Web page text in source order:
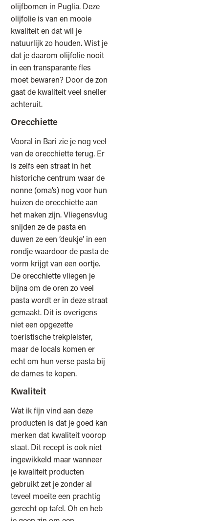
olijfbomen in Puglia. Deze
olijfolie is van en mooie
kwaliteit en dat wil je
natuurlijk zo houden. Wist je
dat je daarom olijfolie nooit
in een transparante fles
moet bewaren? Door de zon
gaat de kwaliteit veel sneller
achteruit.
Orecchiette
Vooral in Bari zie je nog veel
van de orecchiette terug. Er
is zelfs een straat in het
historiche centrum waar de
nonne (oma’s) nog voor hun
huizen de orecchiette aan
het maken zijn. Vliegensvlug
snijden ze de pasta en
duwen ze een ‘deukje’ in een
rondje waardoor de pasta de
vorm krijgt van een oortje.
De orecchiette vliegen je
bijna om de oren zo veel
pasta wordt er in deze straat
gemaakt. Dit is overigens
niet een opgezette
toeristische trekpleister,
maar de locals komen er
echt om hun verse pasta bij
de dames te kopen.
Kwaliteit
Wat ik fijn vind aan deze
producten is dat je goed kan
merken dat kwaliteit voorop
staat. Dit recept is ook niet
ingewikkeld maar wanneer
je kwaliteit producten
gebruikt zet je zonder al
teveel moeite een prachtig
gerecht op tafel. Oh en heb